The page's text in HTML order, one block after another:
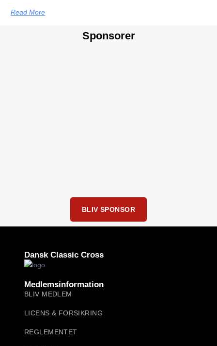
Read More
Sponsorer
BLIV SPONSOR
Dansk Classic Cross
Medlemsinformation
BLIV MEDLEM
LICENS & FORSIKRING
REGLEMENTET